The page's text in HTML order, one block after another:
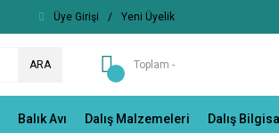
Üye Girişi / Yeni Üyelik
ARA Toplam -
Balık Avı Dalış Malzemeleri Dalış